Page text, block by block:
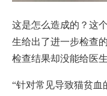
这是怎么造成的？这
生给出了进一步检查
检查结果却没能给医
“针对常见导致猫贫